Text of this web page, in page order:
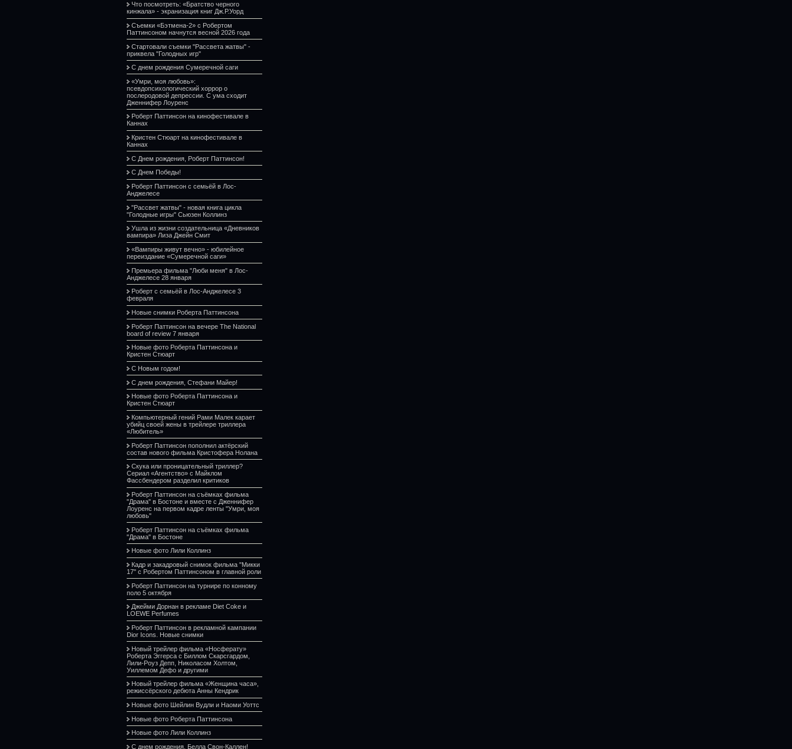
Что посмотреть: «Братство черного
кинжала» - экранизация книг Дж.Р.Уорд
Съемки «Бэтмена-2» с Робертом
Паттинсоном начнутся весной 2026 года
Стартовали съемки "Рассвета жатвы" -
приквела "Голодных игр"
С днем рождения Сумеречной саги
«Умри, моя любовь»:
псевдопсихологический хоррор о
послеродовой депрессии. С ума сходит
Дженнифер Лоуренс
Роберт Паттинсон на кинофестивале в
Каннах
Кристен Стюарт на кинофестивале в
Каннах
С Днем рождения, Роберт Паттинсон!
С Днем Победы!
Роберт Паттинсон с семьёй в Лос-
Анджелесе
"Рассвет жатвы" - новая книга цикла
"Голодные игры" Сьюзен Коллинз
Ушла из жизни создательница «Дневников
вампира» Лиза Джейн Смит
«Вампиры живут вечно» - юбилейное
переиздание «Сумеречной саги»
Премьера фильма "Люби меня" в Лос-
Анджелесе 28 января
Роберт с семьёй в Лос-Анджелесе 3
февраля
Новые снимки Роберта Паттинсона
Роберт Паттинсон на вечере The National
board of review 7 января
Новые фото Роберта Паттинсона и
Кристен Стюарт
С Новым годом!
С днем рождения, Стефани Майер!
Новые фото Роберта Паттинсона и
Кристен Стюарт
Компьютерный гений Рами Малек карает
убийц своей жены в трейлере триллера
«Любитель»
Роберт Паттинсон пополнил актёрский
состав нового фильма Кристофера Нолана
Скука или проницательный триллер?
Сериал «Агентство» с Майклом
Фассбендером разделил критиков
Роберт Паттинсон на съёмках фильма
"Драма" в Бостоне и вместе с Дженнифер
Лоуренс на первом кадре ленты "Умри, моя
любовь"
Роберт Паттинсон на съёмках фильма
"Драма" в Бостоне
Новые фото Лили Коллинз
Кадр и закадровый снимок фильма "Микки
17" с Робертом Паттинсоном в главной роли
Роберт Паттинсон на турнире по конному
поло 5 октября
Джейми Дорнан в рекламе Diet Coke и
LOEWE Perfumes
Роберт Паттинсон в рекламной кампании
Dior Icons. Новые снимки
Новый трейлер фильма «Носферату»
Роберта Эггерса с Биллом Скарсгардом,
Лили-Роуз Депп, Николасом Холтом,
Уиллемом Дефо и другими
Новый трейлер фильма «Женщина часа»,
режиссёрского дебюта Анны Кендрик
Новые фото Шейлин Вудли и Наоми Уоттс
Новые фото Роберта Паттинсона
Новые фото Лили Коллинз
С днем рождения, Белла Свон-Каллен!